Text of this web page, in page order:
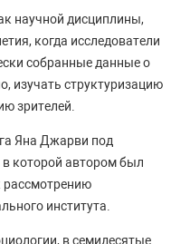
научной дисциплины,
когда исследователи
собранные данные о
изучать структуризацию
зрителей.
Яна Джарви под
которой автором был
рассмотрению
института.
в семидесятые